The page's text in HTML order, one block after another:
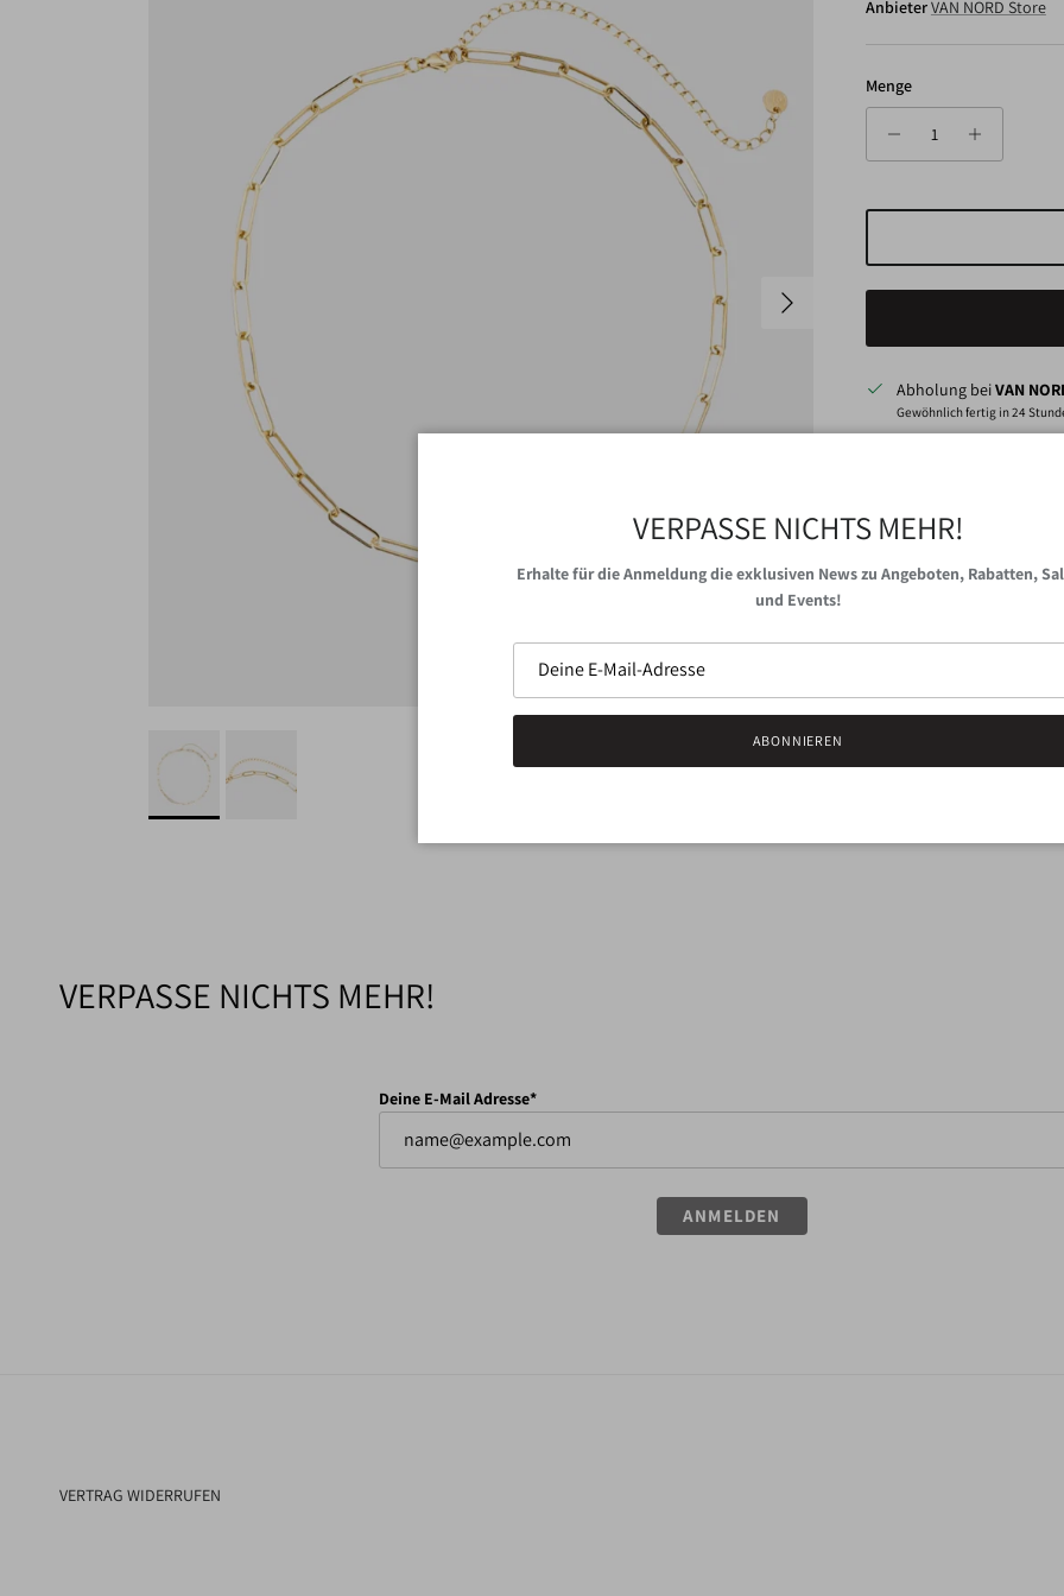
Nächste
AnbieterVAN NORD Store
Menge
Abholung beiVAN
Gewöhnlich fertig in 24
Eine schöne Kette mit
100 % Edelstahl,
VERPASSE NICHTS MEHR!
Deine E-Mail Adresse*
ANMELDEN
VERTRAG WIDERRUFEN
VERPASSE NICHTS MEHR!
Erhalte für die Anmeldung die exklusiven News zu Angeboten, Rabatten,
und Events!
ABONNIEREN